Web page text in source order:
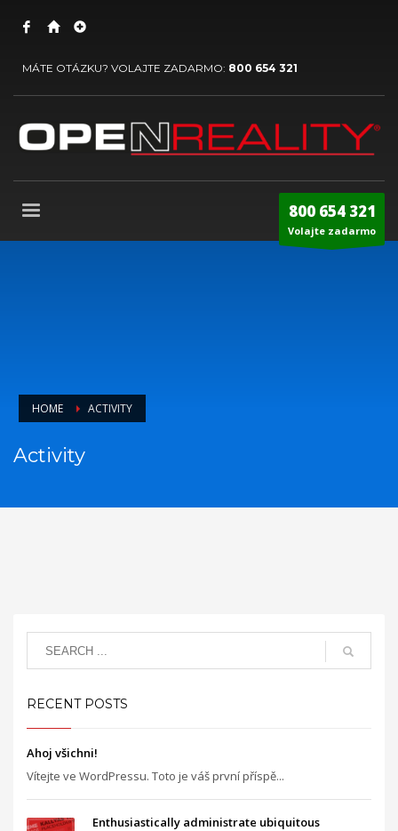
MÁTE OTÁZKU? VOLAJTE ZADARMO: 800 654 321
800 654 321
Volajte zadarmo
HOME ACTIVITY
Activity
RECENT POSTS
Ahoj všichni!
Vítejte ve WordPressu. Toto je váš první příspě...
Enthusiastically administrate ubiquitous